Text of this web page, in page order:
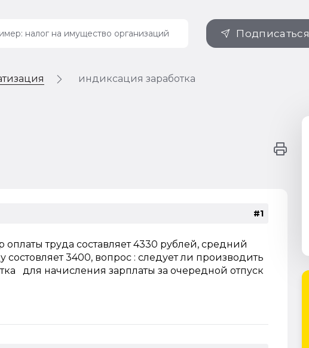
Подписаться
индиксация заработка
#1
труда составляет 4330 рублей, средний
состовляет 3400, вопрос : следует ли производить
для начисления зарплаты за очередной отпуск